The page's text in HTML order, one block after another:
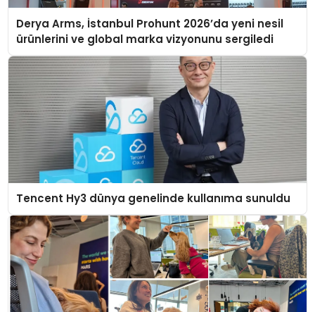
Derya Arms, İstanbul Prohunt 2026’da yeni nesil
ürünlerini ve global marka vizyonunu sergiledi
Tencent Hy3 dünya genelinde kullanıma sunuldu